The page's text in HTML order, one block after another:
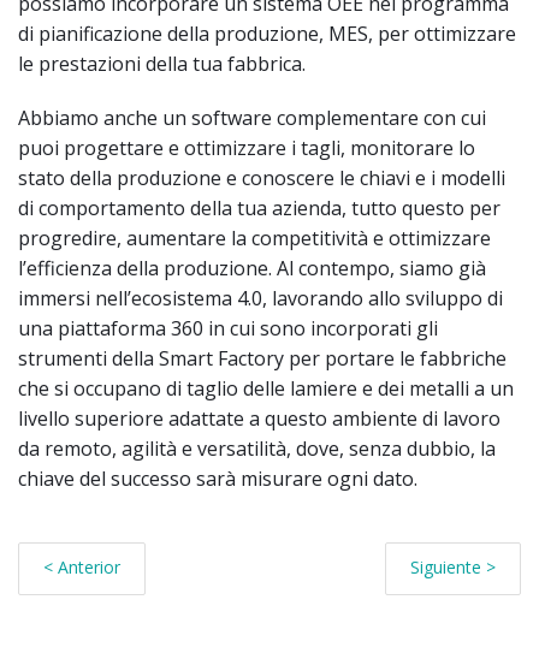
di pianificazione della produzione, MES, per ottimizzare
le prestazioni della tua fabbrica.
Abbiamo anche un software complementare con cui
puoi progettare e ottimizzare i tagli, monitorare lo
stato della produzione e conoscere le chiavi e i modelli
di comportamento della tua azienda, tutto questo per
progredire, aumentare la competitività e ottimizzare
l’efficienza della produzione. Al contempo, siamo già
immersi nell’ecosistema 4.0, lavorando allo sviluppo di
una piattaforma 360 in cui sono incorporati gli
strumenti della Smart Factory per portare le fabbriche
che si occupano di taglio delle lamiere e dei metalli a un
livello superiore adattate a questo ambiente di lavoro
da remoto, agilità e versatilità, dove, senza dubbio, la
chiave del successo sarà misurare ogni dato.
< Anterior Siguiente >